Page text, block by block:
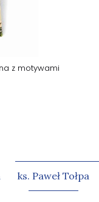
z motywami
ks. Paweł Tołpa
abp